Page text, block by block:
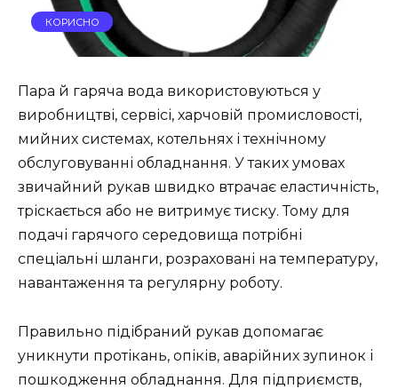
КОРИСНО
Пара й гаряча вода використовуються у
виробництві, сервісі, харчовій промисловості,
мийних системах, котельнях і технічному
обслуговуванні обладнання. У таких умовах
звичайний рукав швидко втрачає еластичність,
тріскається або не витримує тиску. Тому для
подачі гарячого середовища потрібні
спеціальні шланги, розраховані на температуру,
навантаження та регулярну роботу.
Правильно підібраний рукав допомагає
уникнути протікань, опіків, аварійних зупинок і
пошкодження обладнання. Для підприємств,